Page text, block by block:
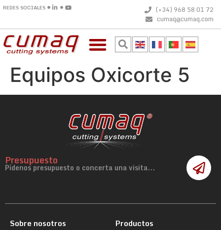
REDES SOCIALES
(+34) 968 58 01 72
cumaq@cumaq.com
Equipos Oxicorte 5
Presupuesto
Pídenos presupuesto o concerta una visita...
Sobre nosotros
Productos